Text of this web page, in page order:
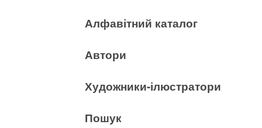
Алфавітний каталог
Автори
Художники-ілюстратори
Пошук